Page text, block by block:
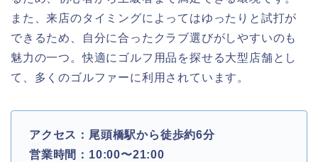
また、来店のタイミングによってはゆったりと試打が
できるため、自分に合ったクラブ選びがしやすいのも
魅力の一つ。快適にゴルフ用品を探せる大型店舗とし
て、多くのゴルファーに利用されています。
アクセス：尾頭橋駅から徒歩約6分
営業時間：10:00〜21:00